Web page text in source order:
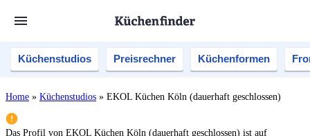
Küchenstudios Preisrechner Küchenformen
Home » Küchenstudios » EKOL Küchen Köln (dauerhaft geschlossen)
Das Profil von EKOL Küchen Köln (dauerhaft geschlossen) ist auf